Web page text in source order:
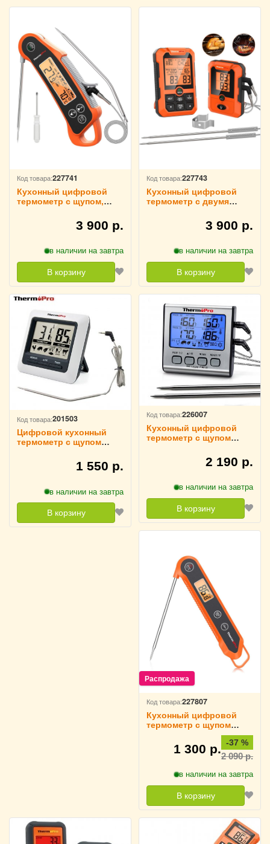
Код товара:227741
Кухонный цифровой
термометр с щупом,
3 900 р.
в наличии на завтра
В корзину
Код товара:227743
Кухонный цифровой
термометр с двумя
3 900 р.
в наличии на завтра
В корзину
Код товара:201503
Цифровой кухонный
термометр с щупом
1 550 р.
в наличии на завтра
В корзину
Код товара:226007
Кухонный цифровой
термометр с щупом
2 190 р.
в наличии на завтра
В корзину
Код товара:227807
Кухонный цифровой
термометр с щупом
ThermoPro, TP03H
1 300 р. -37 %
2 090 р.
в наличии на завтра
В корзину